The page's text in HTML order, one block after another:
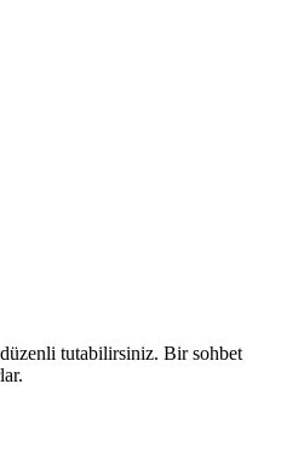
tutabilirsiniz. Bir sohbet